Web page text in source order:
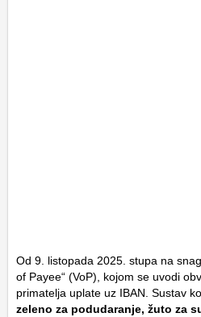
Od 9. listopada 2025. stupa na
of Payee“ (VoP), kojom se uvodi
primatelja uplate uz IBAN. Sustav
zeleno za podudaranje, žuto za